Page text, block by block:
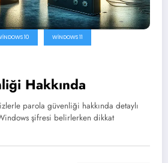
10 WINDOWS 11
Hakkında
parola güvenliği hakkında detaylı
şifresi belirlerken dikkat